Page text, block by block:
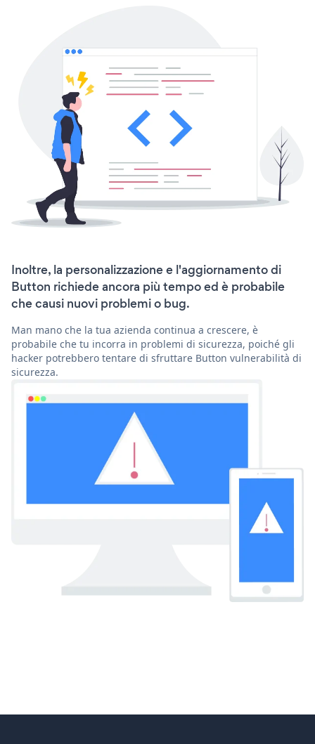
Inoltre, la personalizzazione e l'aggiornamento di
Button richiede ancora più tempo ed è probabile
che causi nuovi problemi o bug.
Man mano che la tua azienda continua a crescere, è
probabile che tu incorra in problemi di sicurezza, poiché gli
hacker potrebbero tentare di sfruttare Button vulnerabilità di
sicurezza.